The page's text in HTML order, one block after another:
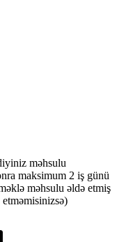
məhsulu
maksimum 2 iş günü
məhsulu əldə etmiş